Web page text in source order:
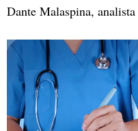
Dante Malaspina,